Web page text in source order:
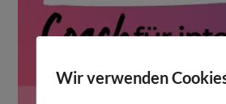
Wir verwenden